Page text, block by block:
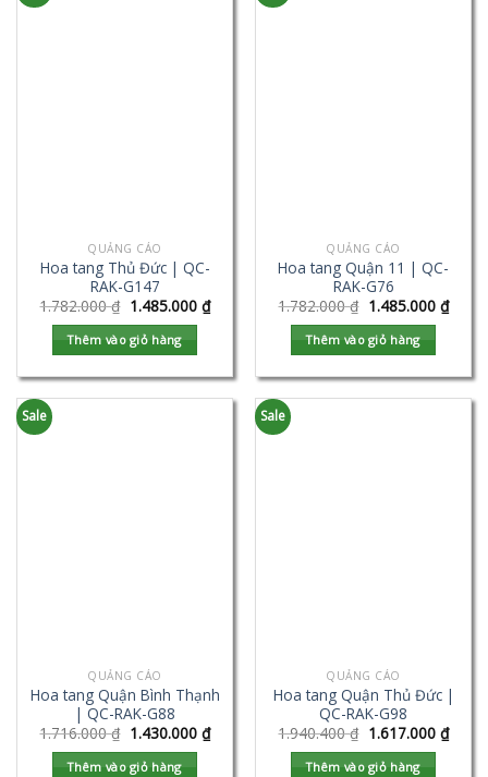
QUẢNG CÁO
Hoa tang Thủ Đức | QC-
RAK-G147
1.782.000₫ 1.485.000 ₫
Thêm vào giỏ hàng
QUẢNG CÁO
Hoa tang Quận 11 | QC-
RAK-G76
1.782.000₫ 1.485.000 ₫
Thêm vào giỏ hàng
Sale
QUẢNG CÁO
Hoa tang Quận Bình Thạnh
| QC-RAK-G88
1.716.000₫ 1.430.000 ₫
Thêm vào giỏ hàng
Sale
QUẢNG CÁO
Hoa tang Quận Thủ Đức |
QC-RAK-G98
1.940.400₫ 1.617.000 ₫
Thêm vào giỏ hàng